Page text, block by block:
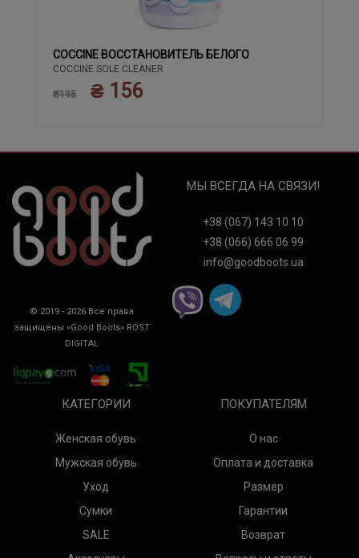
COCCINE ВОССТАНОВИТЕЛЬ БЕЛОГО
COCCINE SOLE CLEANER
₴195 ₴ 156
© 2019 - 2026 Все права
защищены «Good Boots» ROST
DIGITAL
МЫ ВСЕГДА НА СВЯЗИ!
+38 (067) 143 10 10
+38 (066) 666 06 99
info@goodboots.ua
КАТЕГОРИИ
Женская обувь
Мужская обувь
Уход
Сумки
SALE
ПОКУПАТЕЛЯМ
О нас
Оплата и доставка
Размер
Гарантии
Возврат